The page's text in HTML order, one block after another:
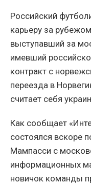
Российский
карьеру за
выступавший за
имевший
контракт с
переезда в
считает себя
Как сообщает
состоялся вскоре
Мампасси с
информационных
новичок команды